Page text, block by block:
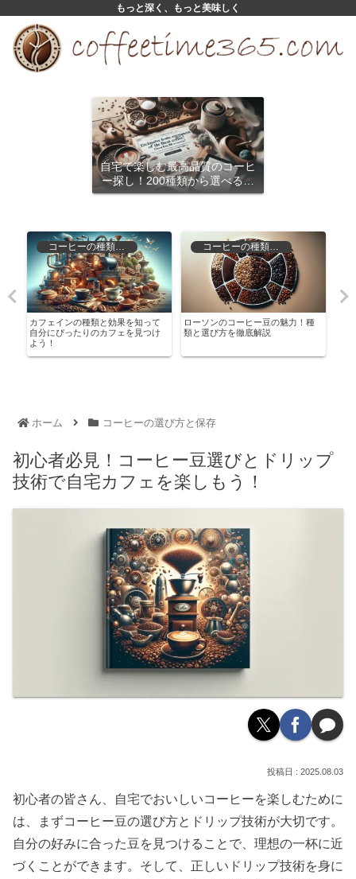
もっと深く、もっと美味しく
自宅で楽しむ最高品質のコーヒ
ー探し！200種類から選べるサ
ブスクリプション
カフェインの種類と効果を知って
自分にぴったりのカフェを見つけ
よう！
ローソンのコーヒー豆の魅力！種
類と選び方を徹底解説
ホーム コーヒーの選び方と保存
初心者必見！コーヒー豆選びとドリップ
技術で自宅カフェを楽しもう！
2025.08.03
初心者の皆さん、自宅でおいしいコーヒーを楽しむために
は、まずコーヒー豆の選び方とドリップ技術が大切です。
自分の好みに合った豆を見つけることで、理想の一杯に近
づくことができます。そして、正しいドリップ技術を身に